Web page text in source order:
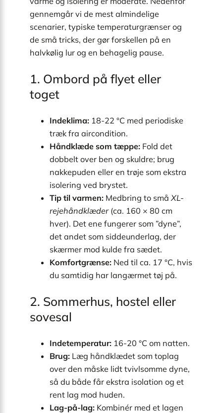
gennemgår vi de mest almindelige
scenarier, typiske temperatur­grænser og
de små tricks, der gør forskellen på en
halv­kølig lur og en behagelig pause.
1. Ombord på flyet eller
toget
Indeklima: 18-22 °C med periodiske
træk fra aircondition.
Håndklæde som tæppe: Fold det
dobbelt over ben og skuldre; brug
nakkepuden eller en trøje som ekstra
isolering ved brystet.
Tip til varmen: Medbring to små XL-
rejehåndklæder(ca. 160 × 80 cm
hver). Det ene fungerer som ”dyne”,
det andet som siddeunderlag, der
skærmer mod kulde fra sædet.
Komfortgrænse: Ned til ca. 17 °C, hvis
du samtidig har langærmet tøj på.
2. Sommerhus, hostel eller
sovesal
Indetemperatur: 16-20 °C om natten.
Brug: Læg håndklædet som top­lag
over den måske lidt tvivlsomme dyne,
så du både får ekstra isolation og et
rent lag mod huden.
Lag-på-lag: Kombinér med et lagen